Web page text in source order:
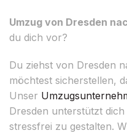
Umzug von Dresden
du dich vor?
Du ziehst von Dresden
möchtest sicherstellen,
Unser
Dresden unterstützt
stressfrei zu gestalten.